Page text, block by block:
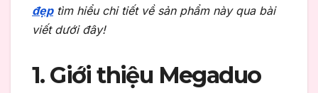
đẹptìm hiểu chi tiết về sản phẩm này qua bài
viết dưới đây!
1. Giới thiệu Megaduo